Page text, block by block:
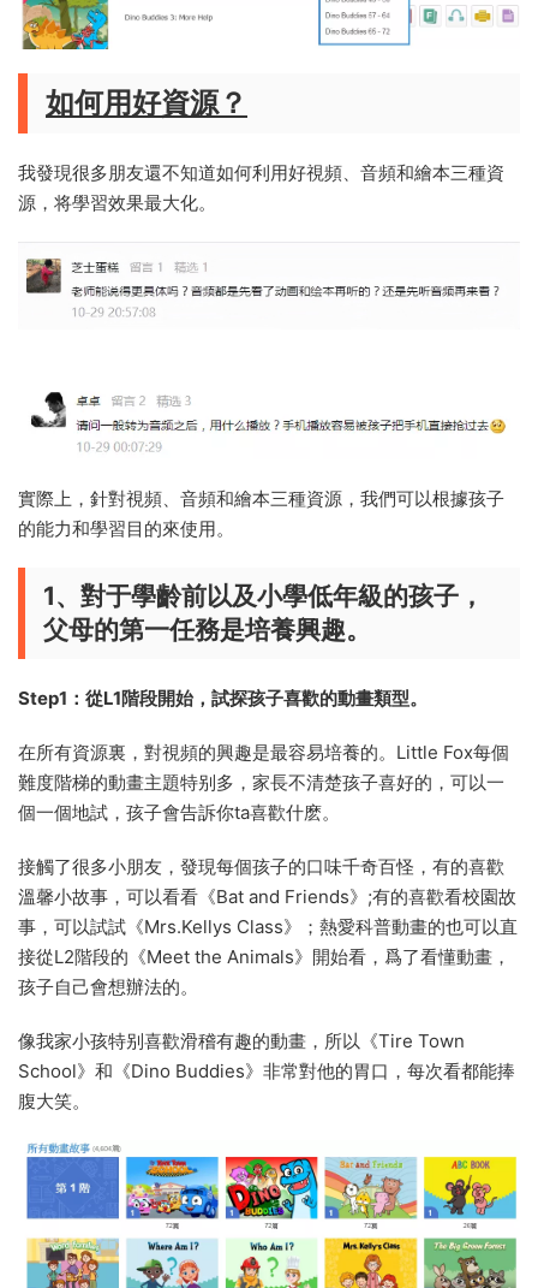
如何用好資源？
我發現很多朋友還不知道如何利用好視頻、音頻和繪本三種資
源，将學習效果最大化。
實際上，針對視頻、音頻和繪本三種資源，我們可以根據孩子
的能力和學習目的來使用。
1、對于學齡前以及小學低年級的孩子，
父母的第一任務是培養興趣。
Step1：從L1階段開始，試探孩子喜歡的動畫類型。
在所有資源裏，對視頻的興趣是最容易培養的。Little Fox每個
難度階梯的動畫主題特别多，家長不清楚孩子喜好的，可以一
個一個地試，孩子會告訴你ta喜歡什麽。
接觸了很多小朋友，發現每個孩子的口味千奇百怪，有的喜歡
溫馨小故事，可以看看《Bat and Friends》;有的喜歡看校園故
事，可以試試《Mrs.Kellys Class》；熱愛科普動畫的也可以直
接從L2階段的《Meet the Animals》開始看，爲了看懂動畫，
孩子自己會想辦法的。
像我家小孩特别喜歡滑稽有趣的動畫，所以《Tire Town
School》和《Dino Buddies》非常對他的胃口，每次看都能捧
腹大笑。